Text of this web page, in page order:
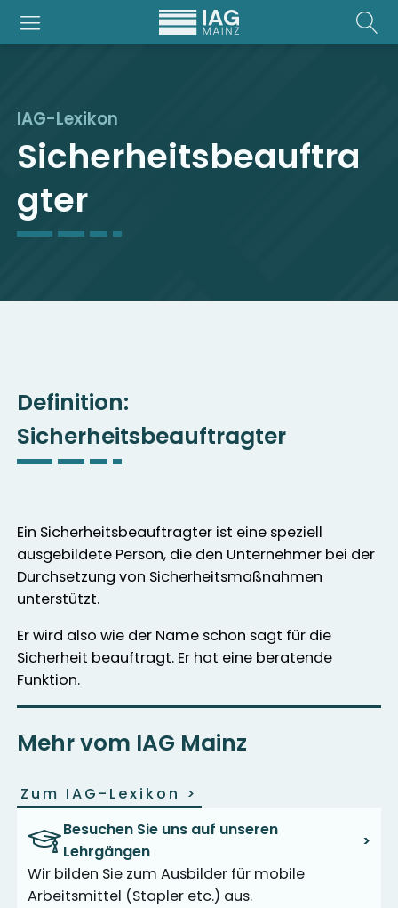
IAG-Lexikon
Sicherheitsbeauftra
gter
Definition:
Sicherheitsbeauftragter
Ein Sicherheitsbeauftragter ist eine speziell
ausgebildete Person, die den Unternehmer bei der
Durchsetzung von Sicherheitsmaßnahmen
unterstützt.
Er wird also wie der Name schon sagt für die
Sicherheit beauftragt. Er hat eine beratende
Funktion.
Mehr vom IAG Mainz
Zum IAG-Lexikon >
Besuchen Sie uns auf unseren
Lehrgängen
>
Wir bilden Sie zum Ausbilder für mobile
Arbeitsmittel (Stapler etc.) aus.